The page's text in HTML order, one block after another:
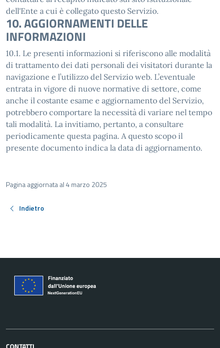
dell'Ente a cui è collegato questo Servizio.
10. AGGIORNAMENTI DELLE
INFORMAZIONI
10.1. Le presenti informazioni si riferiscono alle modalità
di trattamento dei dati personali dei visitatori durante la
navigazione e l’utilizzo del Servizio web. L’eventuale
entrata in vigore di nuove normative di settore, come
anche il costante esame e aggiornamento del Servizio,
potrebbero comportare la necessità di variare nel tempo
tali modalità. La invitiamo, pertanto, a consultare
periodicamente questa pagina. A questo scopo il
presente documento indica la data di aggiornamento.
Pagina aggiornata al 4 marzo 2025
Indietro